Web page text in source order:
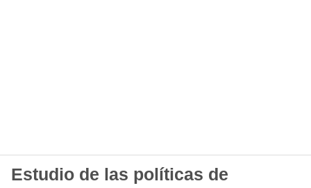
Estudio de las políticas de